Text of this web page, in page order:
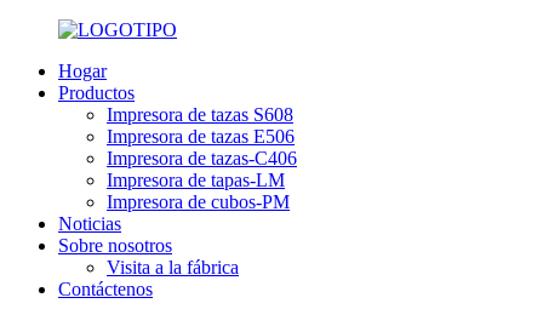
Hogar
Productos
Impresora de tazas S608
Impresora de tazas E506
Impresora de tazas-C406
Impresora de tapas-LM
Impresora de cubos-PM
Noticias
Sobre nosotros
Visita a la fábrica
Contáctenos